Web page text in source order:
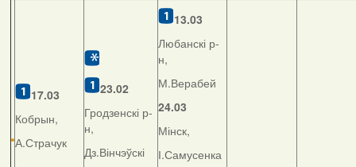
17.03
Кобрын,
А.Страчук
23.02
Гродзенскі р-
н,
Дз.Вінчэўскі
13.03
Любанскі р-
н,
М.Верабей
24.03
Мінск,
І.Самусенка